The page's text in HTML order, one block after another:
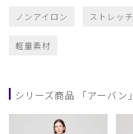
ノンアイロン ストレッチ
軽量素材
シリーズ商品 「アーバン」